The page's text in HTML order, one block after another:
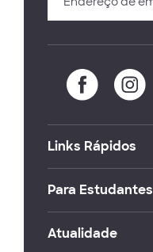
Links Rápidos
Para Estudantes
Atualidade